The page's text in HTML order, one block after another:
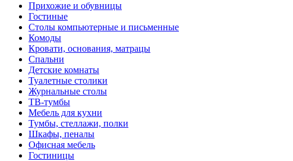
Прихожие и обувницы
Гостиные
Столы компьютерные и письменные
Комоды
Кровати, основания, матрацы
Спальни
Детские комнаты
Туалетные столики
Журнальные столы
ТВ-тумбы
Мебель для кухни
Тумбы, стеллажи, полки
Шкафы, пеналы
Офисная мебель
Гостиницы